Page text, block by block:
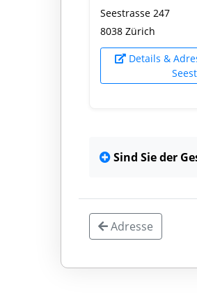
Seestrasse 247
8038 Zürich
Details &
Sind Sie der
Adresse